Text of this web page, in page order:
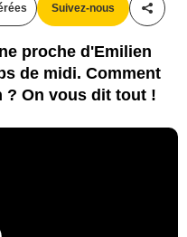
Suivez-nous
proche d'Emilien
de midi. Comment
? On vous dit tout !